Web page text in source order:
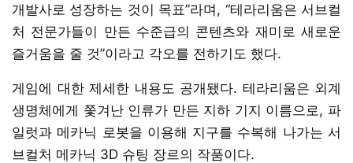
개발사로 성장하는 것이 목표”라며, “테라리움은 서브컬
처 전문가들이 만든 수준급의 콘텐츠와 재미로 새로운
즐거움을 줄 것”이라고 각오를 전하기도 했다.
게임에 대한 제세한 내용도 공개됐다. 테라리움은 외계
생명체에게 쫓겨난 인류가 만든 지하 기지 이름으로, 파
일럿과 메카닉 로봇을 이용해 지구를 수복해 나가는 서
브컬처 메카닉 3D 슈팅 장르의 작품이다.